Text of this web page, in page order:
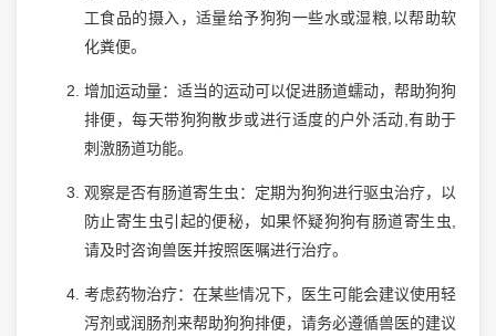
工食品的摄入，适量给予狗狗一些水或湿粮,以帮助软
化粪便。
增加运动量：适当的运动可以促进肠道蠕动，帮助狗狗
排便，每天带狗狗散步或进行适度的户外活动,有助于
刺激肠道功能。
观察是否有肠道寄生虫：定期为狗狗进行驱虫治疗，以
防止寄生虫引起的便秘，如果怀疑狗狗有肠道寄生虫,
请及时咨询兽医并按照医嘱进行治疗。
考虑药物治疗：在某些情况下，医生可能会建议使用轻
泻剂或润肠剂来帮助狗狗排便，请务必遵循兽医的建议